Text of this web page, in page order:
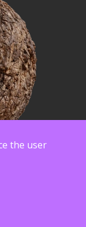
the user